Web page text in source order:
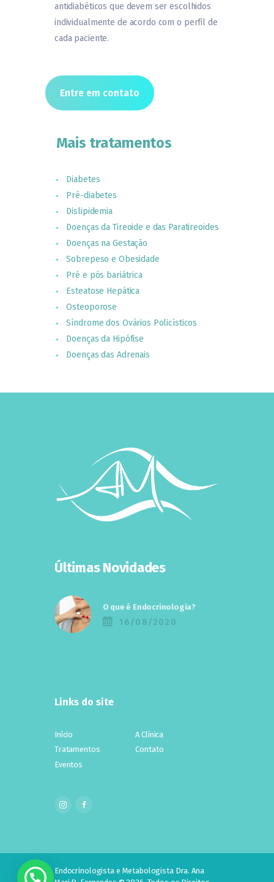
antidiabéticos que devem ser escolhidos
individualmente de acordo com o perfil de
cada paciente.
Entre em contato
Mais tratamentos
Diabetes
Pré-diabetes
Dislipidemia
Doenças da Tireoide e das Paratireoides
Doenças na Gestação
Sobrepeso e Obesidade
Pré e pós bariátrica
Esteatose Hepática
Osteoporose
Síndrome dos Ovários Policísticos
Doenças da Hipófise
Doenças das Adrenais
Últimas Novidades
O que é Endocrinologia?
16/08/2020
Links do site
Início
A Clínica
Tratamentos
Contato
Eventos
Endocrinologista e Metabologista Dra. Ana